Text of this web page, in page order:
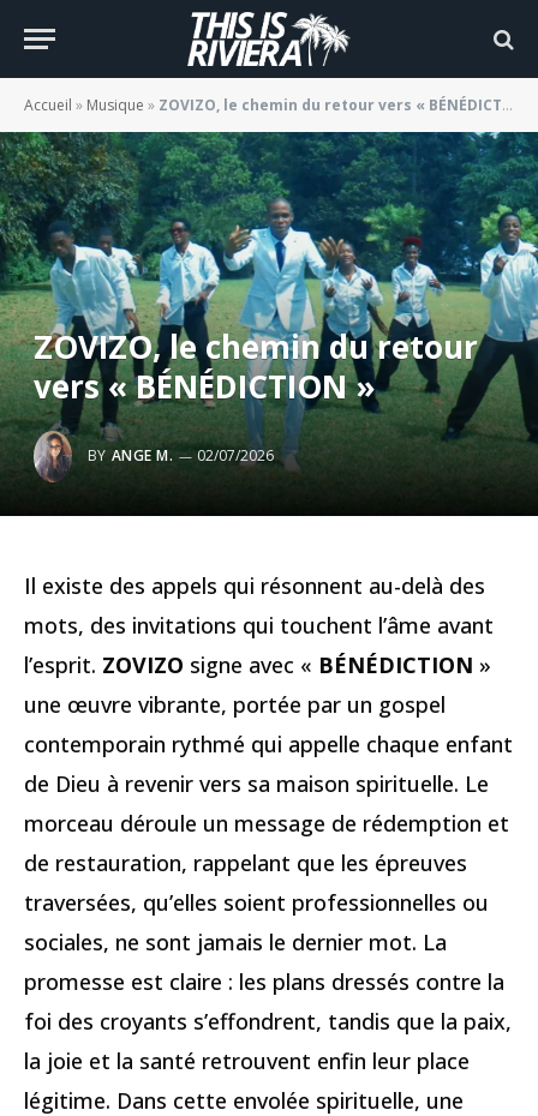
Accueil » Musique » ZOVIZO, le chemin du retour vers « BÉNÉDICTION »
ZOVIZO, le chemin du retour
vers « BÉNÉDICTION »
BY ANGE M. 02/07/2026
Il existe des appels qui résonnent au-delà des
mots, des invitations qui touchent l’âme avant
l’esprit. ZOVIZO signe avec « BÉNÉDICTION »
une œuvre vibrante, portée par un gospel
contemporain rythmé qui appelle chaque enfant
de Dieu à revenir vers sa maison spirituelle. Le
morceau déroule un message de rédemption et
de restauration, rappelant que les épreuves
traversées, qu’elles soient professionnelles ou
sociales, ne sont jamais le dernier mot. La
promesse est claire : les plans dressés contre la
foi des croyants s’effondrent, tandis que la paix,
la joie et la santé retrouvent enfin leur place
légitime. Dans cette envolée spirituelle, une